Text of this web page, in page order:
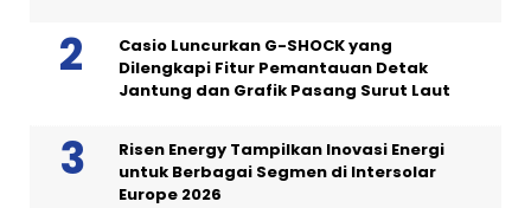
Casio Luncurkan G-SHOCK yang
Dilengkapi Fitur Pemantauan Detak
Jantung dan Grafik Pasang Surut Laut
Risen Energy Tampilkan Inovasi Energi
untuk Berbagai Segmen di Intersolar
Europe 2026